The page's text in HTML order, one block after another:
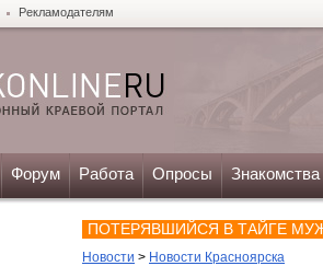
Рекламодателям
Форум Работа Опросы Знакомства
ПОТЕРЯВШИЙСЯ В ТАЙГЕ
Новости > Новости Красноярска